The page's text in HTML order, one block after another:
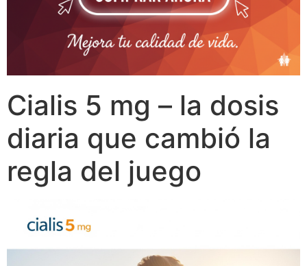
Cialis 5 mg – la dosis
diaria que cambió la
regla del juego